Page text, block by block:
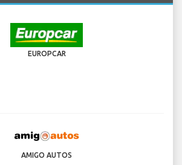
EUROPCAR
AMIGO AUTOS